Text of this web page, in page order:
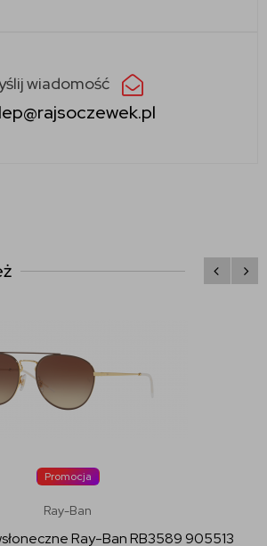
wiadomość
Promocja
Ray-Ban
Ray-Ban RB3589 905513